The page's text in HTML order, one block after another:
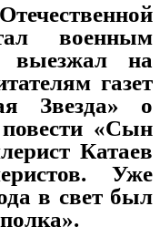
военным
выезжал на
газет
Звезда» о
«Сын
Катаев
Уже
в свет был